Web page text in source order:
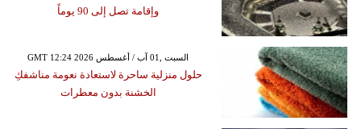
وإقامة تصل إلى 90 يوماً
GMT 12:24 2026 السبت ,01 آب / أغسطس
حلول منزلية ساحرة لاستعادة نعومة مناشفكِ
الخشنة بدون معطرات